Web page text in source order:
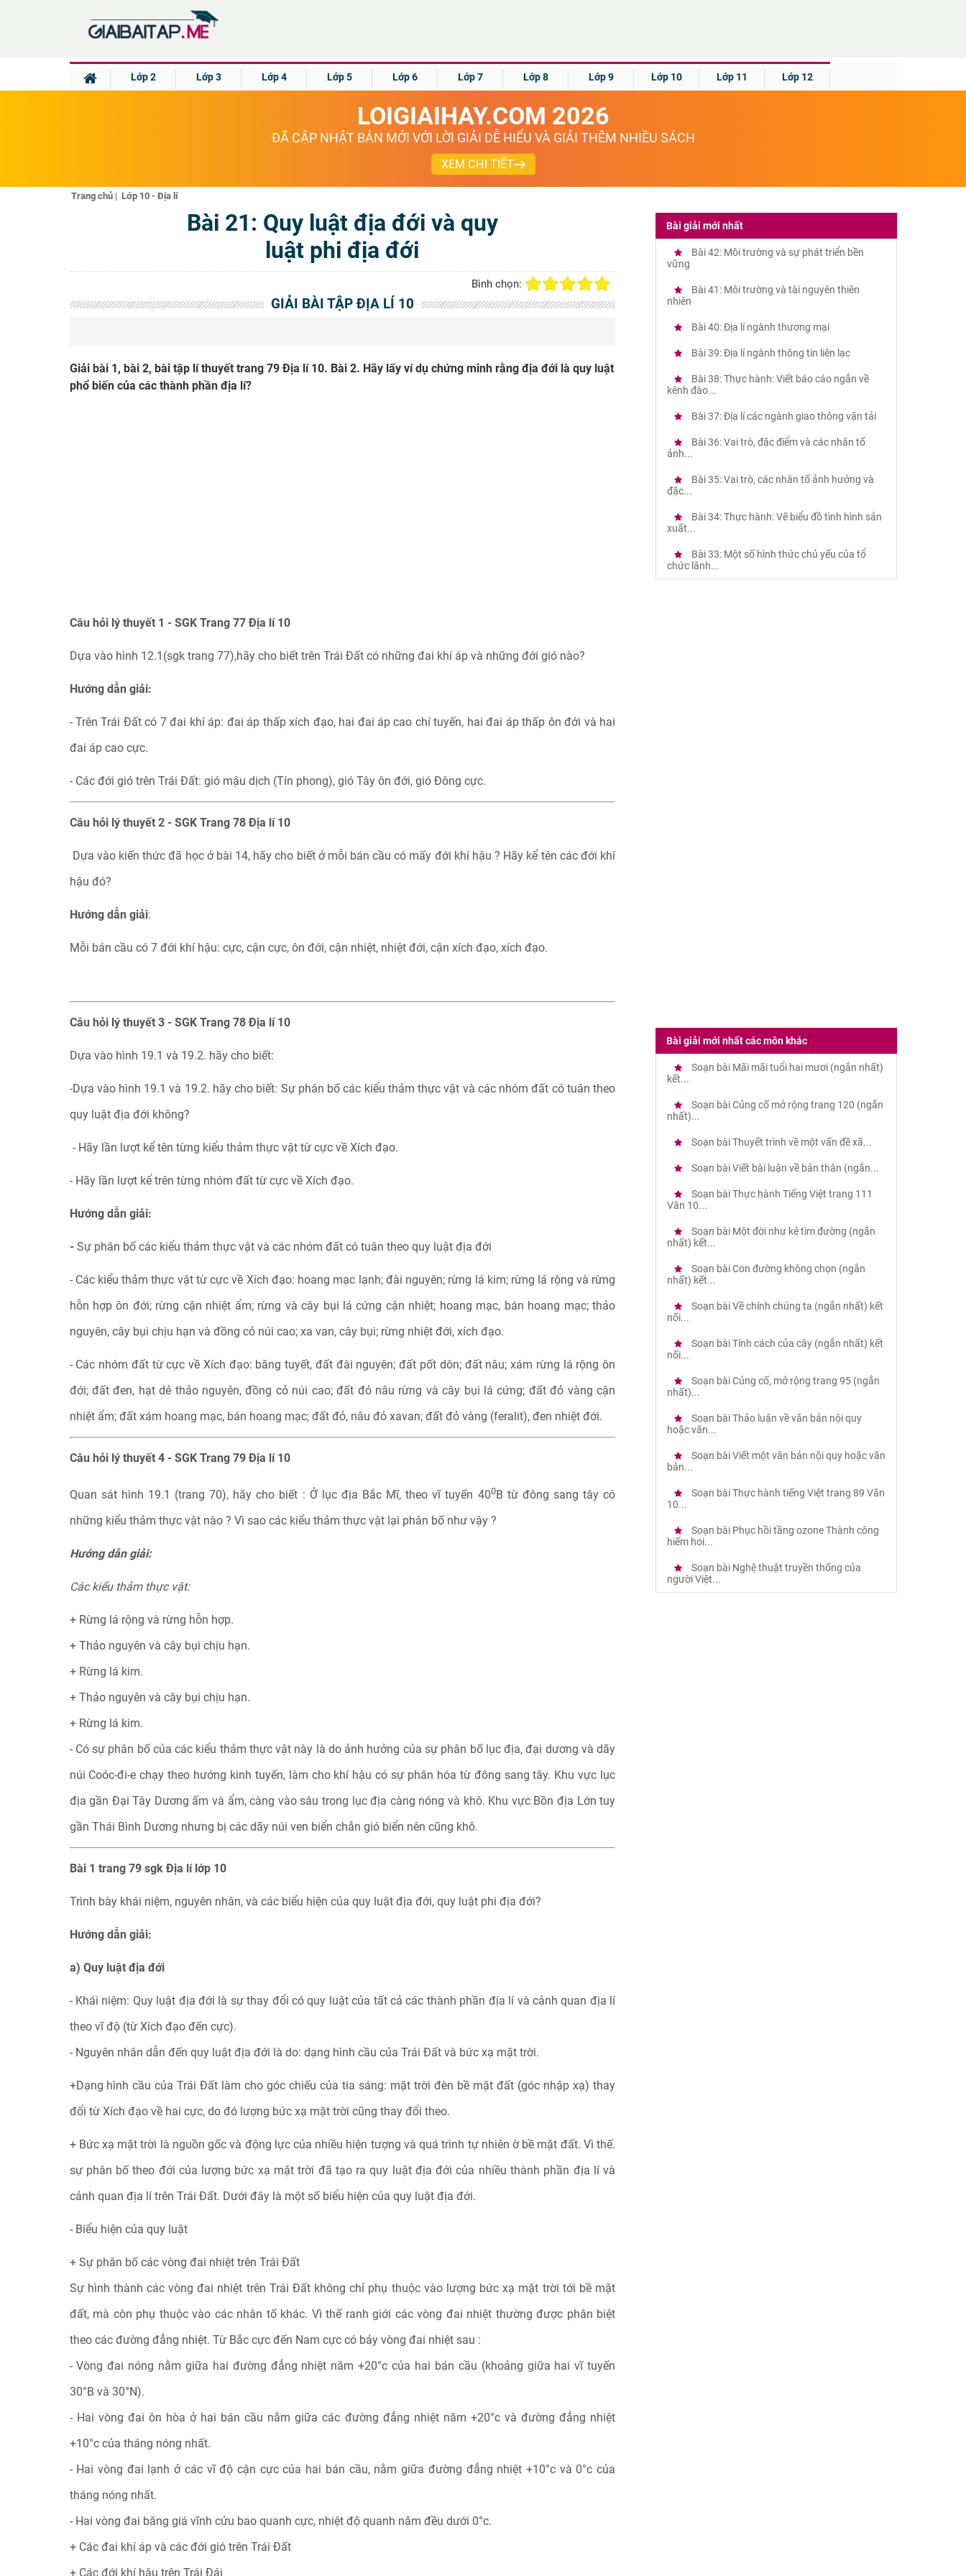
Lớp 2 Lớp 3 Lớp 4 Lớp 5 Lớp 6 Lớp 7 Lớp 8 Lớp 9 Lớp 10 Lớp 11 Lớp 12
LOIGIAIHAY.COM 2026
ĐÃ CẬP NHẬT BẢN MỚI VỚI LỜI GIẢI DỄ HIỂU VÀ GIẢI THÊM NHIỀU SÁCH
XEM CHI TIẾT
Trang chủ| Lớp 10 - Địa lí
Bài 21: Quy luật địa đới và quy
luật phi địa đới
Bình chọn:
GIẢI BÀI TẬP ĐỊA LÍ 10
Giải bài 1, bài 2, bài tập lí thuyết trang 79 Địa lí 10. Bài 2. Hãy lấy ví dụ chứng minh rằng địa đới là quy luật
phổ biến của các thành phần địa lí?
Câu hỏi lý thuyết 1 - SGK Trang 77 Địa lí 10
Dựa vào hình 12.1(sgk trang 77),hãy cho biết trên Trái Đất có những đai khí áp và những đới gió nào?
Hướng dẫn giải:
- Trên Trái Đất có 7 đai khí áp: đai áp thấp xích đạo, hai đai áp cao chí tuyến, hai đai áp thấp ôn đới và hai
đai áp cao cực.
- Các đới gió trên Trái Đất: gió mậu dịch (Tín phong), gió Tây ôn đới, gió Đông cực.
Câu hỏi lý thuyết 2 - SGK Trang 78 Địa lí 10
Dựa vào kiến thức đã học ở bài 14, hãy cho biết ở mỗi bán cầu có mấy đới khí hậu ? Hãy kể tên các đới khí
hậu đó?
Hướng dẫn giải:
Mỗi bán cầu có 7 đới khí hậu: cực, cận cực, ôn đới, cận nhiệt, nhiệt đới, cận xích đạo, xích đạo.
Câu hỏi lý thuyết 3 - SGK Trang 78 Địa lí 10
Dựa vào hình 19.1 và 19.2. hãy cho biết:
-Dựa vào hình 19.1 và 19.2. hãy cho biết: Sự phân bố các kiểu thảm thực vật và các nhóm đất có tuân theo
quy luật địa đới không?
- Hãy lần lượt kể tên từng kiểu thảm thực vật từ cực về Xích đạo.
- Hãy lần lượt kể trên từng nhóm đất từ cực về Xích đạo.
Hướng dẫn giải:
- Sự phân bố các kiểu thảm thực vật và các nhóm đất có tuân theo quy luật địa đới
- Các kiểu thảm thực vật từ cực về Xích đạo: hoang mạc lạnh; đài nguyên; rừng lá kim; rừng lá rộng và rừng
hỗn hợp ôn đới; rừng cận nhiệt ẩm; rừng và cây bụi lá cứng cận nhiệt; hoang mạc, bán hoang mạc; thảo
nguyên, cây bụi chịu hạn và đồng cỏ núi cao; xa van, cây bụi; rừng nhiệt đới, xích đạo.
- Các nhóm đất từ cực về Xích đạo: băng tuyết, đất đài nguyên; đất pốt dôn; đất nâu; xám rừng lá rộng ôn
đới; đất đen, hạt dẻ thảo nguyên, đồng cỏ núi cao; đất đỏ nâu rừng và cây bụi lá cứng; đất đỏ vàng cận
nhiệt ẩm; đất xám hoang mạc, bán hoang mạc; đất đỏ, nâu đỏ xavan; đất đỏ vàng (feralit), đen nhiệt đới.
Câu hỏi lý thuyết 4 - SGK Trang 79 Địa lí 10
Quan sát hình 19.1 (trang 70), hãy cho biết : Ở lục địa Bắc Mĩ, theo vĩ tuyến 400B từ đông sang tây có
những kiểu thảm thực vật nào ? Vì sao các kiểu thảm thực vật lại phân bố như vậy ?
Hướng dẫn giải:
Các kiểu thảm thực vật:
+ Rừng lá rộng và rừng hỗn hợp.
+ Thảo nguyên và cây bụi chịu hạn.
+ Rừng lá kim.
+ Thảo nguyên và cây bụi chịu hạn.
+ Rừng lá kim.
- Có sự phân bố của các kiểu thảm thực vật này là do ảnh hưởng của sự phân bố lục địa, đại dương và dãy
núi Coóc-đi-e chạy theo hướng kinh tuyến, làm cho khí hậu có sự phân hóa từ đông sang tây. Khu vực lục
địa gần Đại Tây Dương ấm và ẩm, càng vào sâu trong lục địa càng nóng và khô. Khu vực Bồn địa Lớn tuy
gần Thái Bình Dương nhưng bị các dãy núi ven biển chắn gió biển nên cũng khô.
Bài 1 trang 79 sgk Địa lí lớp 10
Trình bày khái niệm, nguyên nhân, và các biểu hiện của quy luật địa đới, quy luật phi địa đới?
Hướng dẫn giải:
a) Quy luật địa đới
- Khái niệm: Quy luật địa đới là sự thay đổi có quy luật của tất cả các thành phần địa lí và cảnh quan địa lí
theo vĩ độ (từ Xích đạo đến cực).
- Nguyên nhân dẫn đến quy luật địa đới là do: dạng hình cầu của Trái Đất và bức xạ mặt trời.
+Dạng hình cầu của Trái Đất làm cho góc chiếu của tia sáng: mặt trời đèn bề mặt đất (góc nhập xạ) thay
đổi từ Xích đạo về hai cực, do đó lượng bức xạ mặt trời cũng thay đổi theo.
+ Bức xạ mặt trời là nguồn gốc và động lực của nhiều hiện tượng và quá trình tự nhiên ờ bề mặt đất. Vì thế.
sự phân bố theo đới của lượng bức xạ mặt trời đã tạo ra quy luật địa đới của nhiều thành phần địa lí và
cảnh quan địa lí trên Trái Đất. Dưới đây là một số biểu hiện của quy luật địa đới.
- Biểu hiện của quy luật
+ Sự phân bố các vòng đai nhiệt trên Trái Đất
Sự hình thành các vòng đai nhiệt trên Trái Đất không chỉ phụ thuộc vào lượng bức xạ mặt trời tới bề mặt
đất, mà còn phụ thuộc vào các nhân tố khác. Vì thế ranh giới các vòng đai nhiệt thường được phân biệt
theo các đường đẳng nhiệt. Từ Bắc cực đến Nam cực có bảy vòng đai nhiệt sau :
- Vòng đai nóng nằm giữa hai đường đẳng nhiệt năm +20°c của hai bán cầu (khoảng giữa hai vĩ tuyến
30°B và 30°N).
- Hai vòng đai ôn hòa ở hai bán cầu nằm giữa các đường đẳng nhiệt năm +20°c và đường đẳng nhiệt
+10°c của tháng nóng nhất.
- Hai vòng đai lạnh ở các vĩ độ cận cực của hai bán cầu, nằm giữa đường đẳng nhiệt +10°c và 0°c của
tháng nóng nhất.
- Hai vòng đai băng giá vĩnh cửu bao quanh cực, nhiệt độ quanh năm đều dưới 0°c.
+ Các đai khí áp và các đới gió trên Trái Đất
+ Các đới khí hậu trên Trái Đái
Bài giải mới nhất
Bài 42: Môi trường và sự phát triển bền
vững
Bài 41: Môi trường và tài nguyên thiên
nhiên
Bài 40: Địa lí ngành thương mại
Bài 39: Địa lí ngành thông tin liên lạc
Bài 38: Thực hành: Viết báo cáo ngắn về
kênh đào...
Bài 37: Địa lí các ngành giao thông vận tải
Bài 36: Vai trò, đặc điểm và các nhân tố
ảnh...
Bài 35: Vai trò, các nhân tố ảnh hưởng và
đặc...
Bài 34: Thực hành: Vẽ biểu đồ tình hình sản
xuất...
Bài 33: Một số hình thức chủ yếu của tổ
chức lãnh...
Bài giải mới nhất các môn khác
Soạn bài Mãi mãi tuổi hai mươi (ngắn nhất)
kết...
Soạn bài Củng cố mở rộng trang 120 (ngắn
nhất)...
Soạn bài Thuyết trình về một vấn đề xã...
Soạn bài Viết bài luận về bản thân (ngắn...
Soạn bài Thực hành Tiếng Việt trang 111
Văn 10...
Soạn bài Một đời như kẻ tìm đường (ngắn
nhất) kết...
Soạn bài Con đường không chọn (ngắn
nhất) kết...
Soạn bài Về chính chúng ta (ngắn nhất) kết
nối...
Soạn bài Tính cách của cây (ngắn nhất) kết
nối...
Soạn bài Củng cố, mở rộng trang 95 (ngắn
nhất)...
Soạn bài Thảo luận về văn bản nội quy
hoặc văn...
Soạn bài Viết một văn bản nội quy hoặc văn
bản...
Soạn bài Thực hành tiếng Việt trang 89 Văn
10...
Soạn bài Phục hồi tầng ozone Thành công
hiếm hoi...
Soạn bài Nghệ thuật truyền thống của
người Việt...